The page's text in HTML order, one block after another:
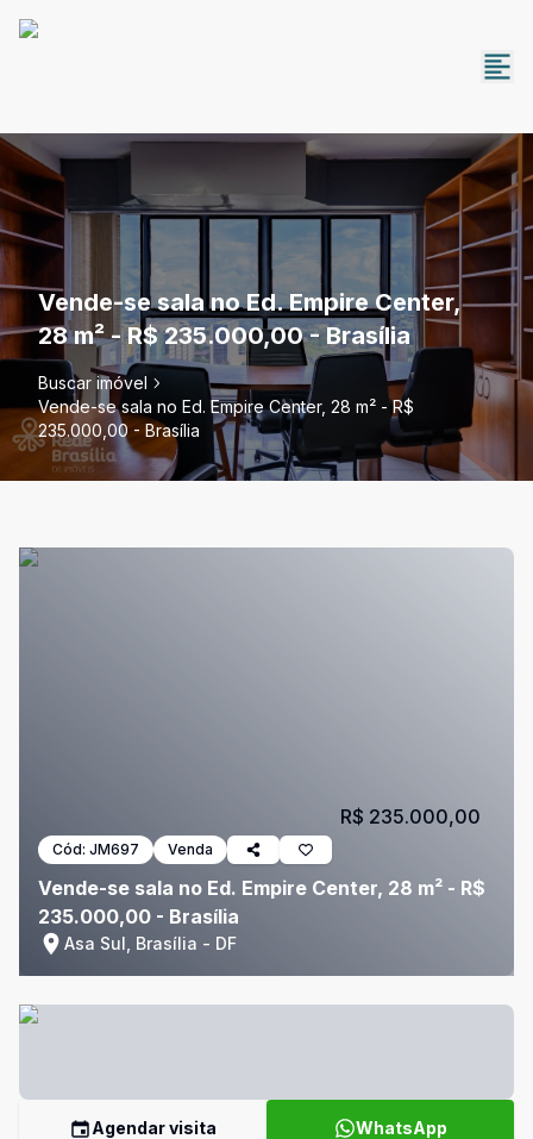
Vende-se sala no Ed. Empire Center,
28 m² - R$ 235.000,00 - Brasília
Buscar imóvel
Vende-se sala no Ed. Empire Center, 28 m² - R$
235.000,00 - Brasília
Cód: JM697 Venda
Vende-se sala no Ed. Empire Center, 28 m² - R$
235.000,00 - Brasília
Asa Sul, Brasília - DF
R$ 235.000,00
Agendar visita WhatsApp